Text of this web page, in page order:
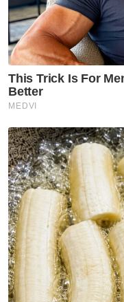
Itali
27
AS
cuti